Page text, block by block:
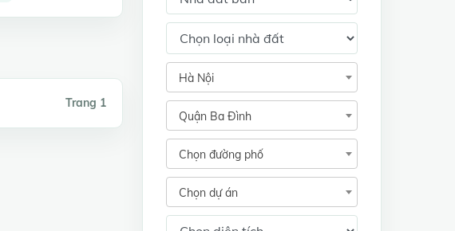
Trang 1
Hà Nội
Quận Ba Đình
Chọn đường phố
Chọn dự án